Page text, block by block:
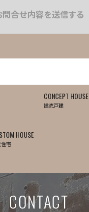
建売戸建
CONCEPT HOUSE
宅
HOUSE
CONTACT